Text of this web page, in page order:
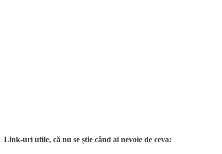
Link-uri utile, că nu se știe când ai nevoie de ceva: